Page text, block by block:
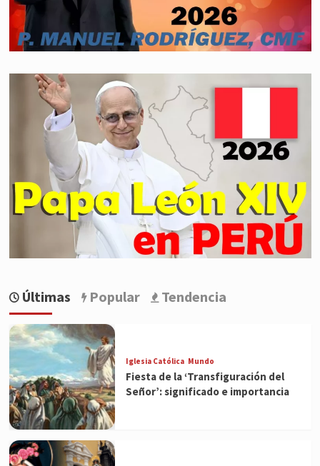
Últimas Popular Tendencia
Iglesia Católica Mundo
Fiesta de la ‘Transfiguración del
Señor’: significado e importancia